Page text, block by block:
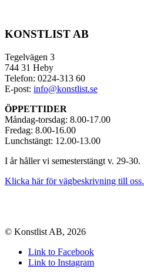
KONSTLIST AB
Tegelvägen 3
744 31 Heby
Telefon: 0224-313 60
E-post: info@konstlist.se
ÖPPETTIDER
Måndag-torsdag: 8.00-17.00
Fredag: 8.00-16.00
Lunchstängt: 12.00-13.00
I år håller vi semesterstängt v. 29-30.
Klicka här för vägbeskrivning till oss.
© Konstlist AB, 2026
Link to Facebook
Link to Instagram